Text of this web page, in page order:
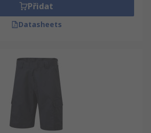
Přidat
Datasheets